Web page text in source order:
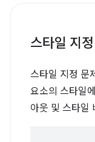
스타일 지
스타일 지정 문
요소의 스타일
아웃 및 스타일